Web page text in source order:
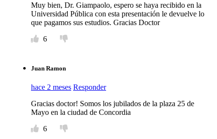
Muy bien, Dr. Giampaolo, espero se haya recibido en la
Universidad Pública con esta presentación le devuelve lo
que pagamos sus estudios. Gracias Doctor
6
Juan Ramon
hace 2 meses Responder
Gracias doctor! Somos los jubilados de la plaza 25 de
Mayo en la ciudad de Concordia
6